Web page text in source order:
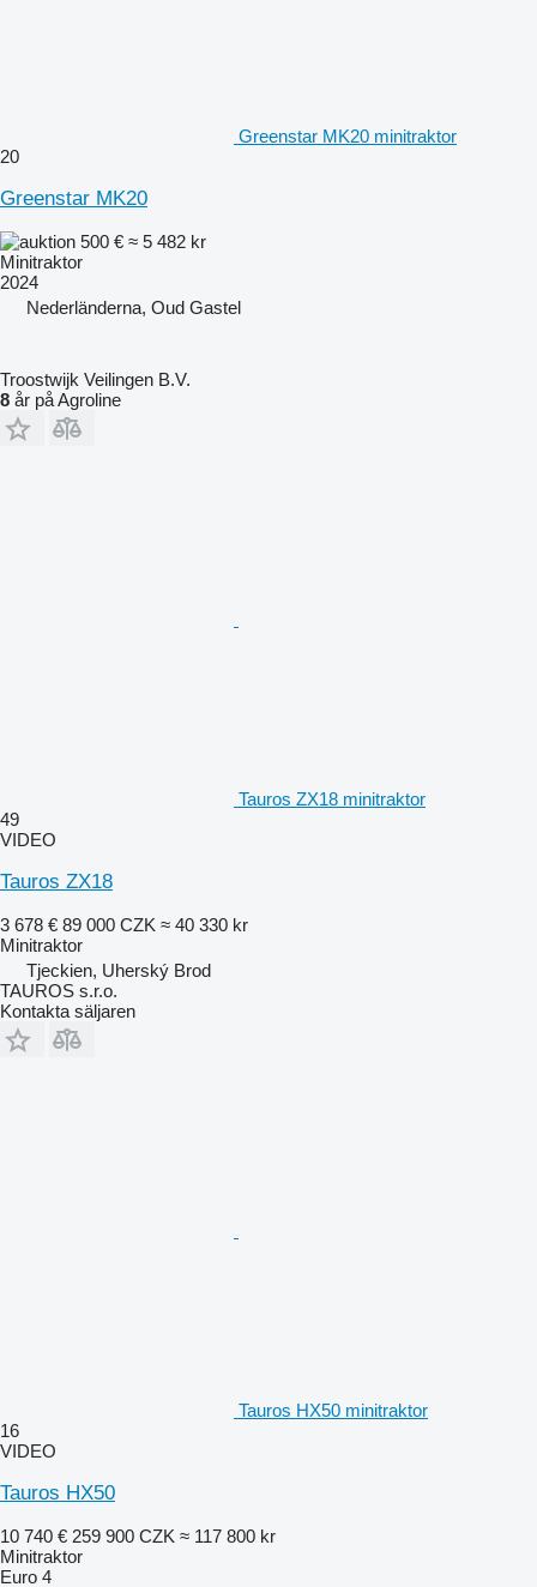
Greenstar MK20 minitraktor
20
Greenstar MK20
500 € ≈ 5 482 kr
Minitraktor
2024
Nederländerna, Oud Gastel
Troostwijk Veilingen B.V.
8 år på Agroline
Tauros ZX18 minitraktor
49
VIDEO
Tauros ZX18
3 678 € 89 000 CZK ≈ 40 330 kr
Minitraktor
Tjeckien, Uherský Brod
TAUROS s.r.o.
Kontakta säljaren
Tauros HX50 minitraktor
16
VIDEO
Tauros HX50
10 740 € 259 900 CZK ≈ 117 800 kr
Minitraktor
Euro 4